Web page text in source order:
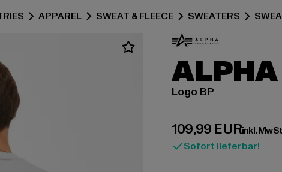
APPAREL SWEAT & FLEECE SWEATERS
Logo BP
109,99 EUR
Derzeitiger Preis:
inkl.
Sofort lieferbar!